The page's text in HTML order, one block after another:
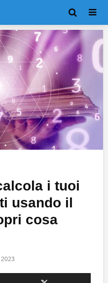
i tuoi
usando il
cosa